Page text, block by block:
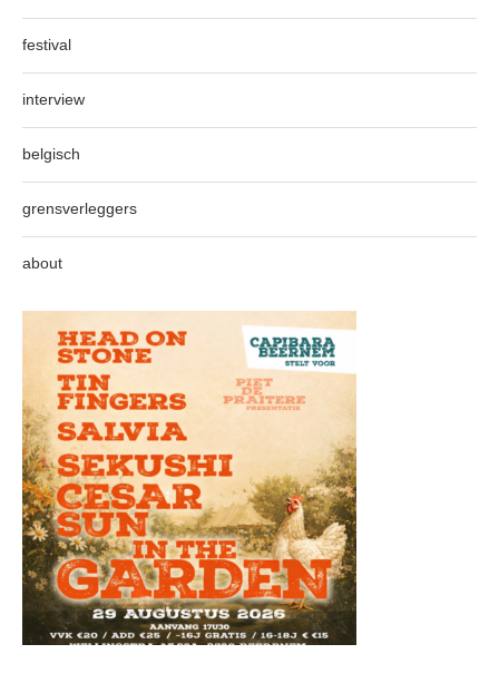
festival
interview
belgisch
grensverleggers
about